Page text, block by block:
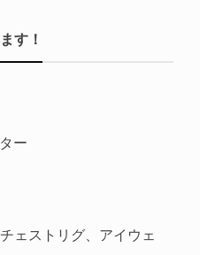
す！
ー
ェストリグ、アイウェ